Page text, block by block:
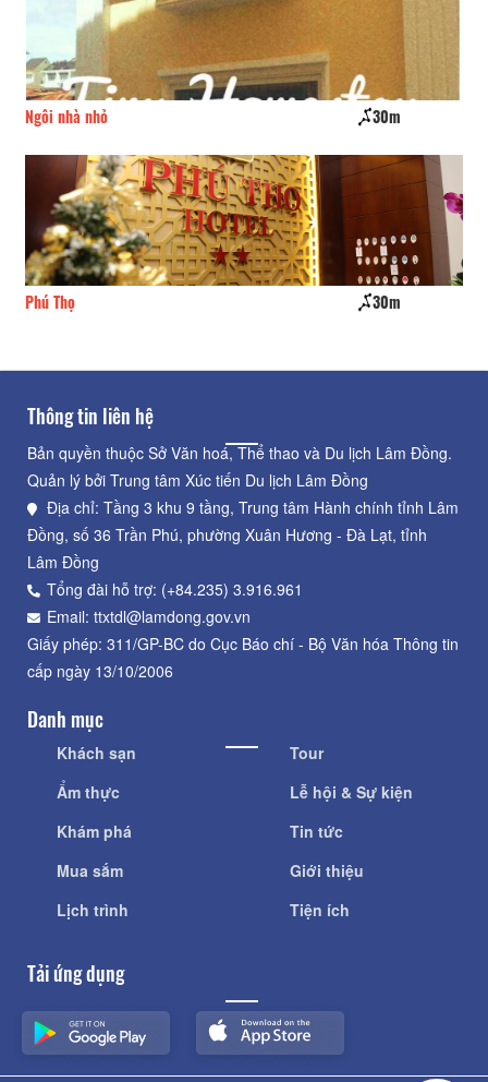
Ngôi nhà nhỏ 30m
Phú Thọ 30m
Thông tin liên hệ
Bản quyền thuộc Sở Văn hoá, Thể thao và Du lịch Lâm Đồng.
Quản lý bởi Trung tâm Xúc tiến Du lịch Lâm Đồng
Địa chỉ: Tầng 3 khu 9 tầng, Trung tâm Hành chính tỉnh Lâm
Đồng, số 36 Trần Phú, phường Xuân Hương - Đà Lạt, tỉnh
Lâm Đồng
Tổng đài hỗ trợ: (+84.235) 3.916.961
Email: ttxtdl@lamdong.gov.vn
Giấy phép: 311/GP-BC do Cục Báo chí - Bộ Văn hóa Thông tin
cấp ngày 13/10/2006
Danh mục
Khách sạn
Ẩm thực
Khám phá
Mua sắm
Lịch trình
Tour
Lễ hội & Sự kiện
Tin tức
Giới thiệu
Tiện ích
Tải ứng dụng